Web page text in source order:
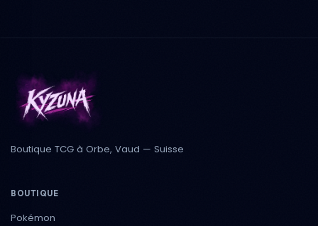
Boutique TCG à Orbe, Vaud — Suisse
BOUTIQUE
Pokémon